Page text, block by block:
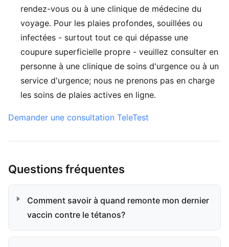
rendez-vous ou à une clinique de médecine du
voyage. Pour les plaies profondes, souillées ou
infectées - surtout tout ce qui dépasse une
coupure superficielle propre - veuillez consulter en
personne à une clinique de soins d'urgence ou à un
service d'urgence; nous ne prenons pas en charge
les soins de plaies actives en ligne.
Demander une consultation TeleTest
Questions fréquentes
Comment savoir à quand remonte mon dernier
vaccin contre le tétanos?